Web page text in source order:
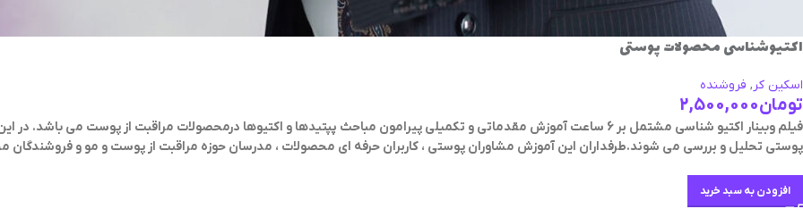
اکتیوشناسی محصولات پوستی
اسکین کر, فروشنده
تومان2,500,000
فیلم وبینار اکتیو شناسی مشتمل بر 6 ساعت آموزش مقدماتی و تکمیلی پیرامون مباحث پپتیدها و اکتیوها درمحصولات مراقبت از پوست می
پوستی تحلیل و بررسی می شوند.طرفداران این آموزش مشاوران پوستی ، کاربران حرفه ای محصولات ، مدرسان حوزه مراقبت از پوست و مو و
افزودن به سبد خرید